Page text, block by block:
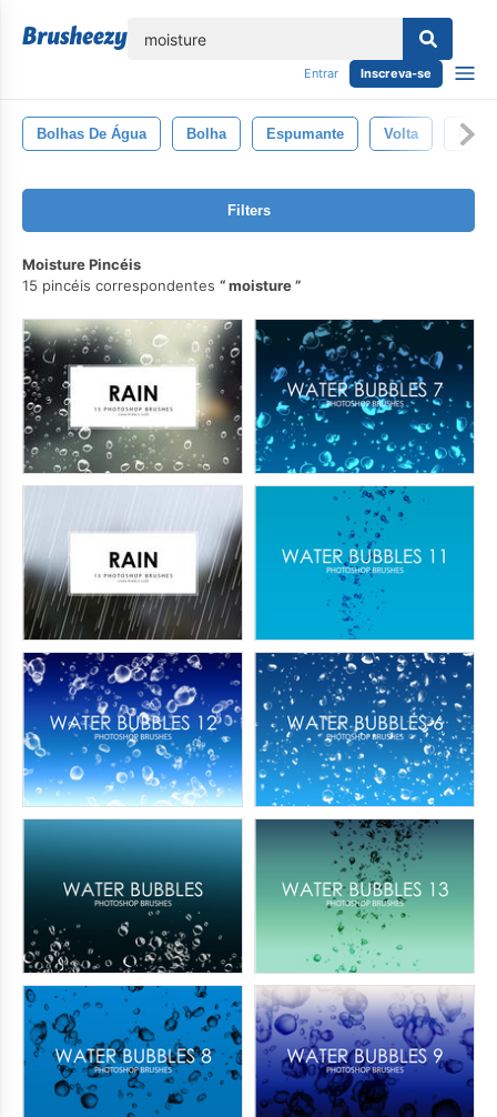
Entrar Inscreva-se
Bolhas De Água Bolha Espumante Volta
Filters
Moisture Pincéis
15 pincéis correspondentes
moisture